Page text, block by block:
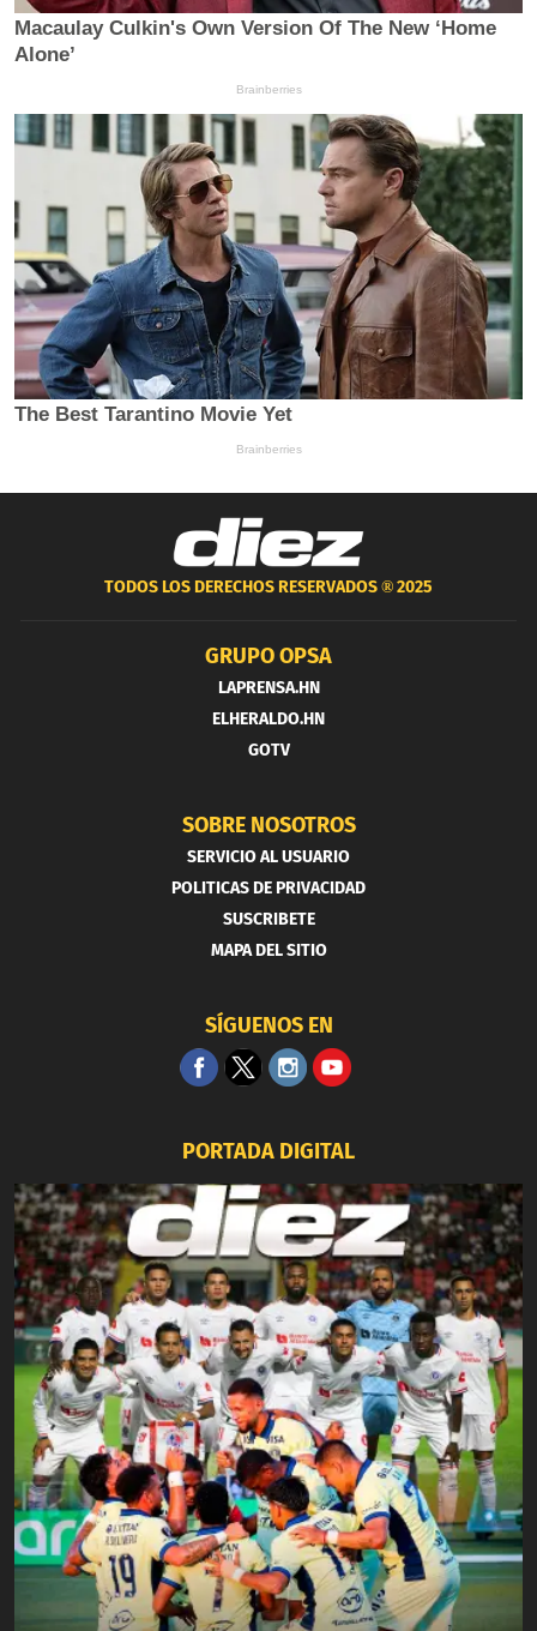
TODOS LOS DERECHOS RESERVADOS ®2025
GRUPO OPSA
LAPRENSA.HN
ELHERALDO.HN
GOTV
SOBRE NOSOTROS
SERVICIO AL USUARIO
POLITICAS DE PRIVACIDAD
SUSCRIBETE
MAPA DEL SITIO
SÍGUENOS EN
PORTADA DIGITAL